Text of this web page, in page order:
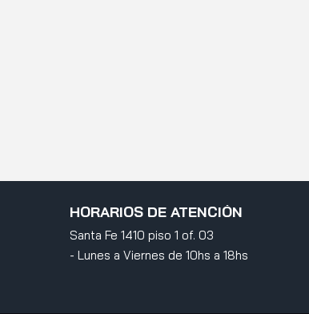
HORARIOS DE ATENCIÓN
Santa Fe 1410 piso 1 of. 03
- Lunes a Viernes de 10hs a 18hs